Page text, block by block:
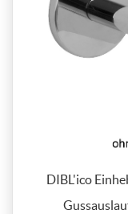
DIBL'ico